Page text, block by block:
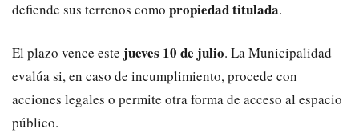
defiende sus terrenos como propiedad titulada.
El plazo vence este jueves 10 de julio. La Municipalidad
evalúa si, en caso de incumplimiento, procede con
acciones legales o permite otra forma de acceso al espacio
público.